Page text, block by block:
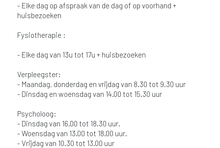
- Elke dag op afspraak van de dag of op voorhand +
huisbezoeken
Fysiotherapie :
- Elke dag van 13u tot 17u + huisbezoeken
Verpleegster:
- Maandag, donderdag en vrijdag van 8.30 tot 9.30 uur
- Dinsdag en woensdag van 14.00 tot 15.30 uur
Psycholoog:
- Dinsdag van 16.00 tot 18.30 uur.
- Woensdag van 13.00 tot 18.00 uur.
- Vrijdag van 10.30 tot 13.00 uur